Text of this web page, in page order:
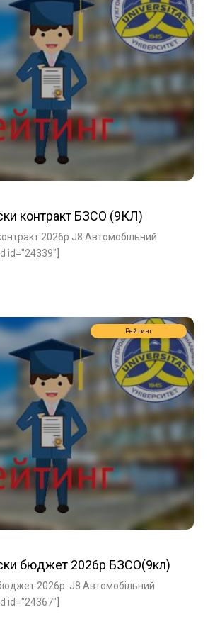
контракт БЗСО (9КЛ)
2026р J8 Автомобільний
id="24339"]
Рейтинг
бюджет 2026р БЗСО(9кл)
2026р. J8 Автомобільний
id="24367"]